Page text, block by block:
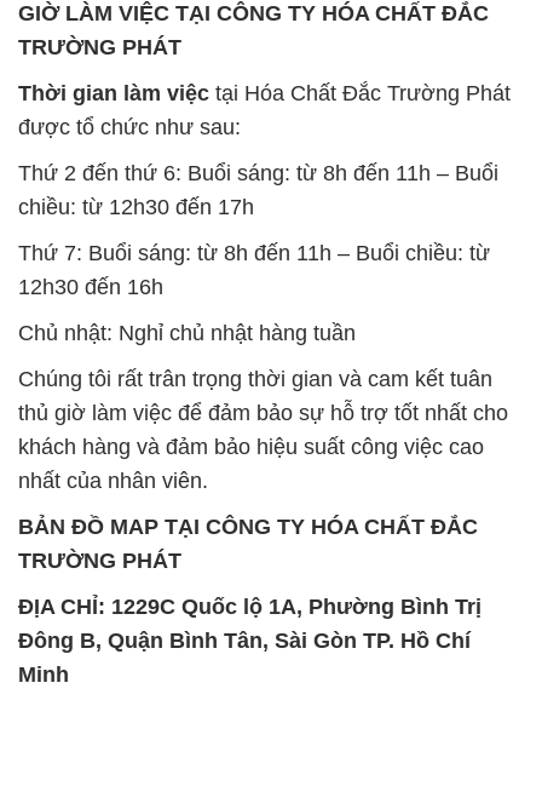
GIỜ LÀM VIỆC TẠI CÔNG TY HÓA CHẤT ĐẮC
TRƯỜNG PHÁT
Thời gian làm việc tại Hóa Chất Đắc Trường Phát
được tổ chức như sau:
Thứ 2 đến thứ 6: Buổi sáng: từ 8h đến 11h – Buổi
chiều: từ 12h30 đến 17h
Thứ 7: Buổi sáng: từ 8h đến 11h – Buổi chiều: từ
12h30 đến 16h
Chủ nhật: Nghỉ chủ nhật hàng tuần
Chúng tôi rất trân trọng thời gian và cam kết tuân
thủ giờ làm việc để đảm bảo sự hỗ trợ tốt nhất cho
khách hàng và đảm bảo hiệu suất công việc cao
nhất của nhân viên.
BẢN ĐỒ MAP TẠI CÔNG TY HÓA CHẤT ĐẮC
TRƯỜNG PHÁT
ĐỊA CHỈ: 1229C Quốc lộ 1A, Phường Bình Trị
Đông B, Quận Bình Tân, Sài Gòn TP. Hồ Chí
Minh